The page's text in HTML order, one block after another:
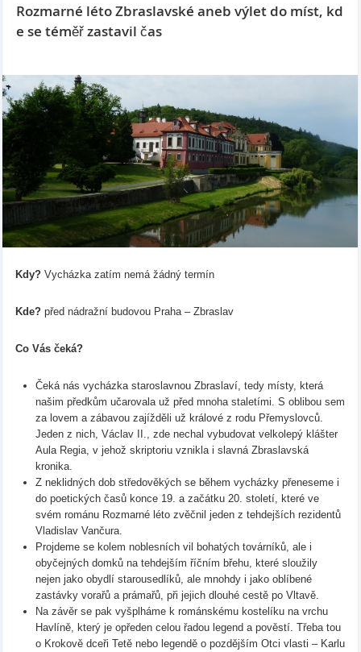
Rozmarné léto Zbraslavské aneb výlet do míst, kd
e se téměř zastavil čas
Kdy? Vycházka zatím nemá žádný termín
Kde?před nádražní budovou Praha – Zbraslav
Co Vás čeká?
Čeká nás vycházka staroslavnou Zbraslaví, tedy místy, která
našim předkům učarovala už před mnoha staletími. S oblibou sem
za lovem a zábavou zajížděli už králové z rodu Přemyslovců.
Jeden z nich, Václav II., zde nechal vybudovat velkolepý klášter
Aula Regia, v jehož skriptoriu vznikla i slavná Zbraslavská
kronika.
Z neklidných dob středověkých se během vycházky přeneseme i
do poetických časů konce 19. a začátku 20. století, které ve
svém románu Rozmarné léto zvěčnil jeden z tehdejších rezidentů
Vladislav Vančura.
Projdeme se kolem noblesních vil bohatých továrníků, ale i
obyčejných domků na tehdejším říčním břehu, které sloužily
nejen jako obydlí starousedlíků, ale mnohdy i jako oblíbené
zastávky vorařů a prámařů, při jejich dlouhé cestě po Vltavě.
Na závěr se pak vyšplháme k románskému kostelíku na vrchu
Havlíně, který je opředen celou řadou legend a pověstí. Třeba tou
o Krokově dceři Tetě nebo legendě o pozdějším Otci vlasti – Karlu